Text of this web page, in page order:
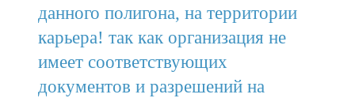
данного полигона, на территории
карьера! так как организация не
имеет соответствующих
документов и разрешений на